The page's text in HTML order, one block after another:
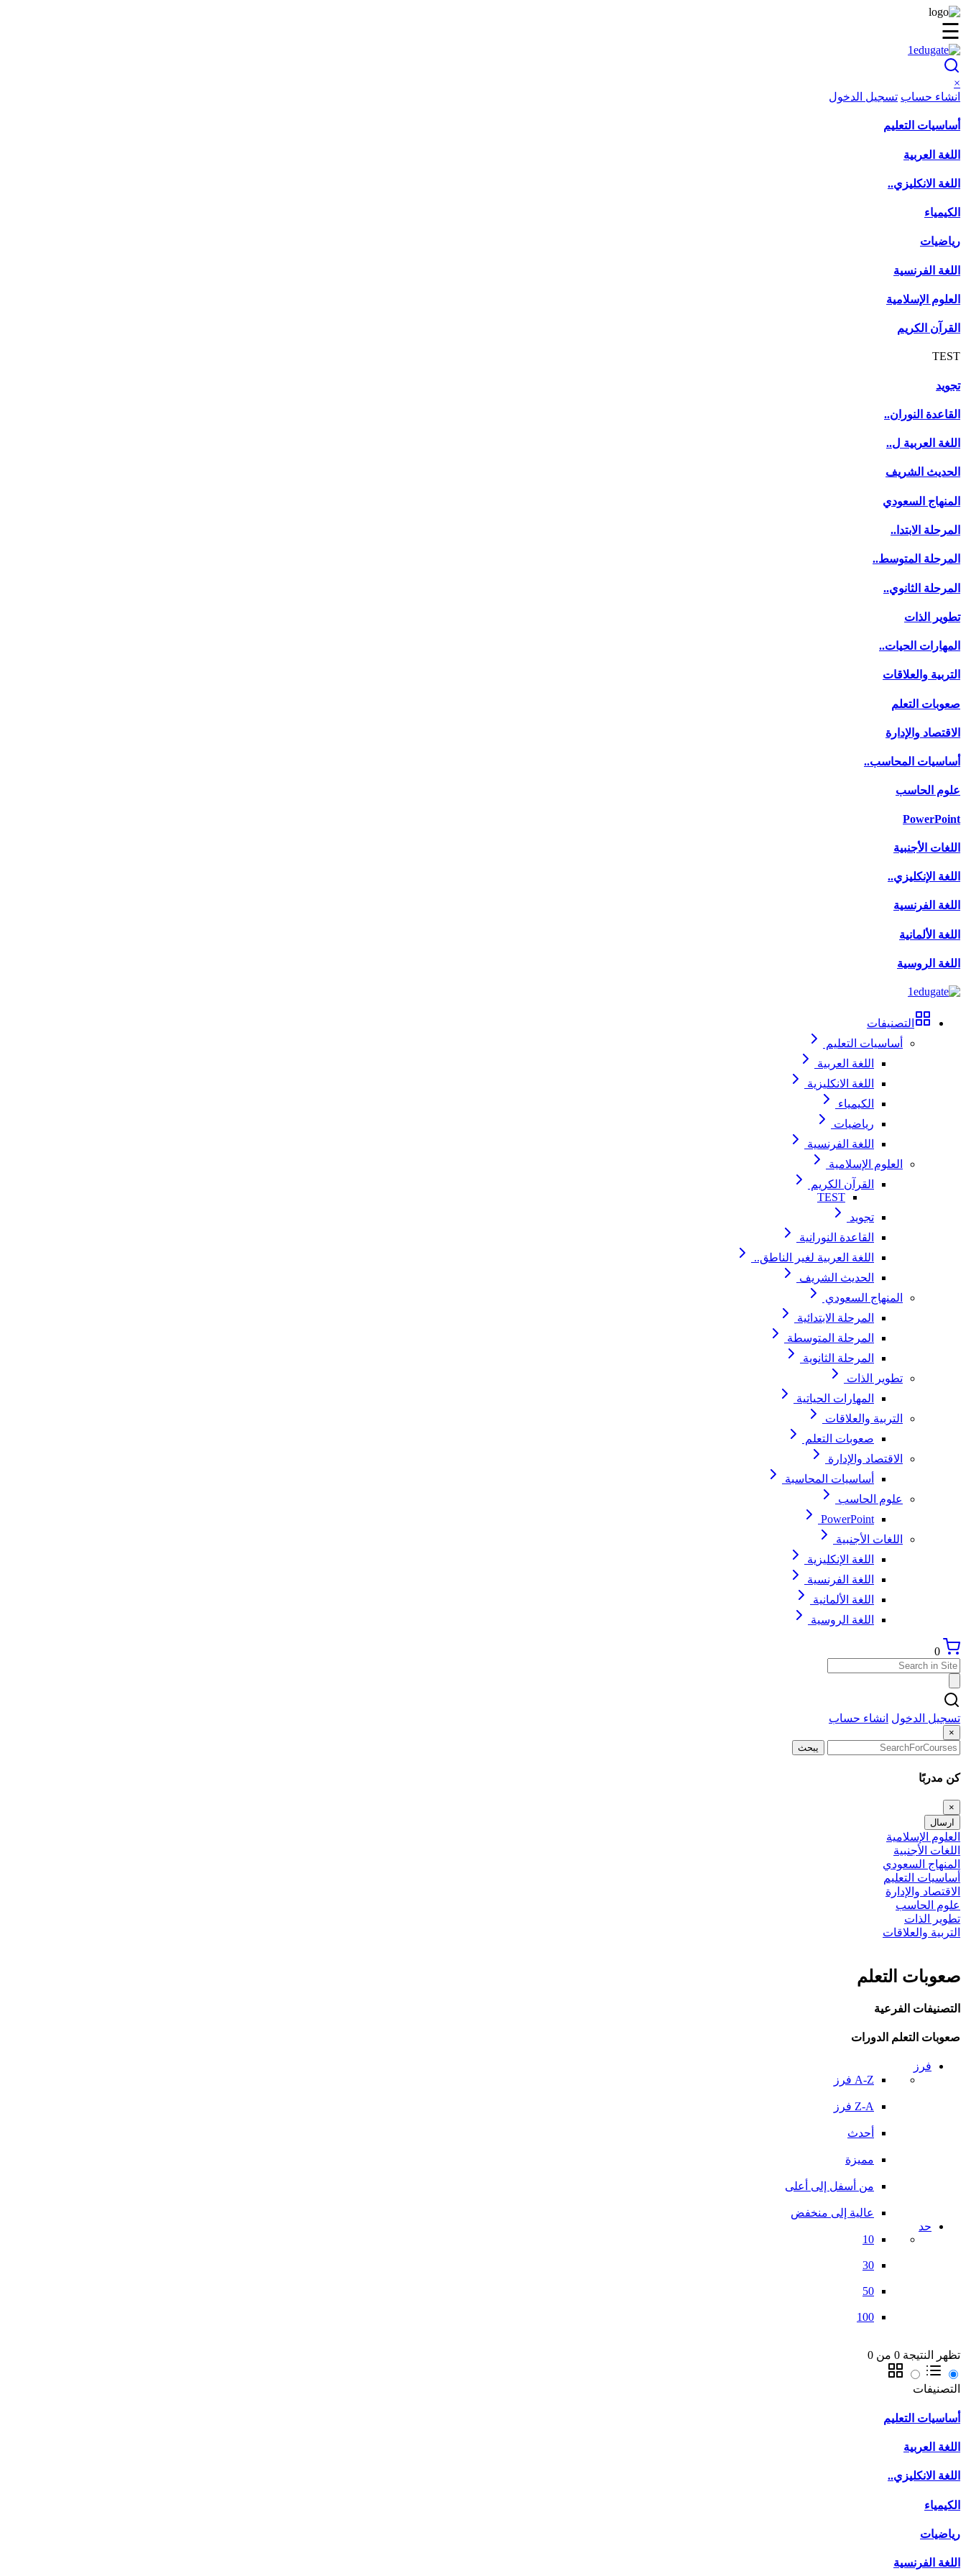
☰
×
انشاء حساب تسجيل الدخول
أساسيات التعليم
اللغة العربية
اللغة الانكليزي..
الكيمياء
رياضيات
اللغة الفرنسية
العلوم الإسلامية
القرآن الكريم
TEST
تجويد
القاعدة النوران..
اللغة العربية ل..
الحديث الشريف
المنهاج السعودي
المرحلة الابتدا..
المرحلة المتوسط..
المرحلة الثانوي..
تطوير الذات
المهارات الحيات..
التربية والعلاقات
صعوبات التعلم
الاقتصاد والإدارة
أساسيات المحاسب..
علوم الحاسب
PowerPoint
اللغات الأجنبية
اللغة الإنكليزي..
اللغة الفرنسية
اللغة الألمانية
اللغة الروسية
التصنيفات
أساسيات التعليم
اللغة العربية
اللغة الانكليزية
الكيمياء
رياضيات
اللغة الفرنسية
العلوم الإسلامية
القرآن الكريم
TEST
تجويد
القاعدة النورانية
اللغة العربية لغير الناطق..
الحديث الشريف
المنهاج السعودي
المرحلة الابتدائية
المرحلة المتوسطة
المرحلة الثانوية
تطوير الذات
المهارات الحياتية
التربية والعلاقات
صعوبات التعلم
الاقتصاد والإدارة
أساسيات المحاسبة
علوم الحاسب
PowerPoint
اللغات الأجنبية
اللغة الإنكليزية
اللغة الفرنسية
اللغة الألمانية
اللغة الروسية
0
تسجيل الدخول انشاء حساب
×
يبحث
كن مدربًا
×
ارسال
العلوم الإسلامية
اللغات الأجنبية
المنهاج السعودي
أساسيات التعليم
الاقتصاد والإدارة
علوم الحاسب
تطوير الذات
التربية والعلاقات
صعوبات التعلم
التصنيفات الفرعية
صعوبات التعلم الدورات
فرز
A-Z فرز
Z-A فرز
أحدث
مميزة
من أسفل إلى أعلى
عالية إلى منخفض
حد
10
30
50
100
تظهر النتيجة 0 من 0
التصنيفات
أساسيات التعليم
اللغة العربية
اللغة الانكليزي..
الكيمياء
رياضيات
اللغة الفرنسية